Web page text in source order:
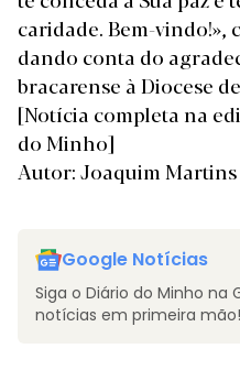
caridade. Bem-
dando conta do
bracarense à Diocese
[Notícia completa na
do Minho]
Autor: Joaquim
Google Notícias
Siga o Diário do Minho na
notícias em primeira mão!